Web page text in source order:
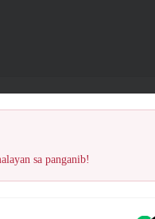
sa panganib!